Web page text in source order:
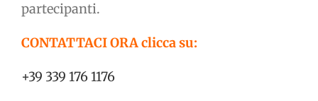
partecipanti.
CONTATTACI ORA clicca su:
+39 339 176 1176